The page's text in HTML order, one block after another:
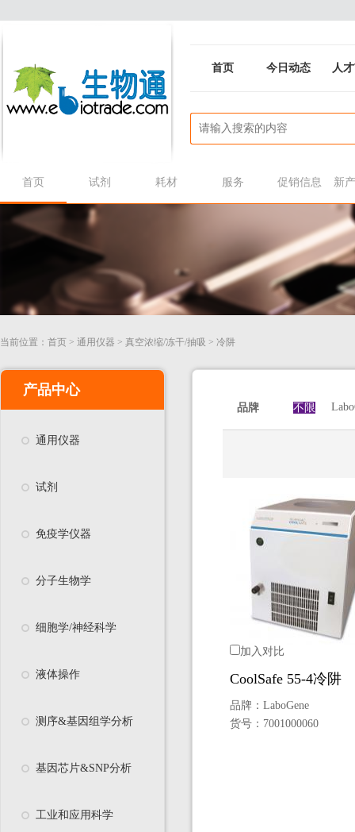
首页 今日动态 人
首页 试剂 耗材 服务 促销信息 新
当前位置： 首页 > 通用仪器 > 真空浓缩/冻干/抽吸 > 冷阱
产品中心
通用仪器
试剂
免疫学仪器
分子生物学
细胞学/神经科学
液体操作
测序&基因组学分析
基因芯片&SNP分析
工业和应用科学
品牌 不限
加入对比
CoolSafe 55-4冷阱
品牌： LaboGene
货号： 7001000060